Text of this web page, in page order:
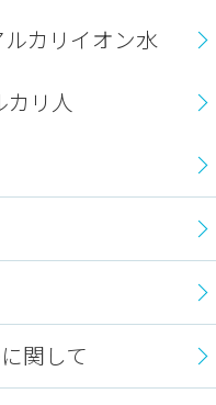
カリイオン水
リ人
関して